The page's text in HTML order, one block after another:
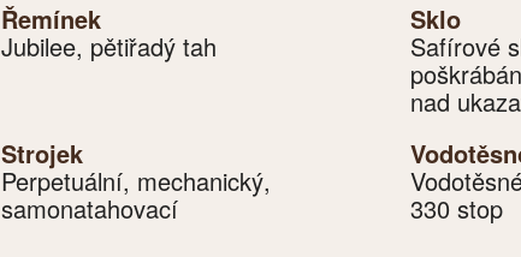
Řemínek
Jubilee, pětiřadý tah
Sklo
Safírové
nad
Strojek
Perpetuální, mechanický,
samonatahovací 330 stop